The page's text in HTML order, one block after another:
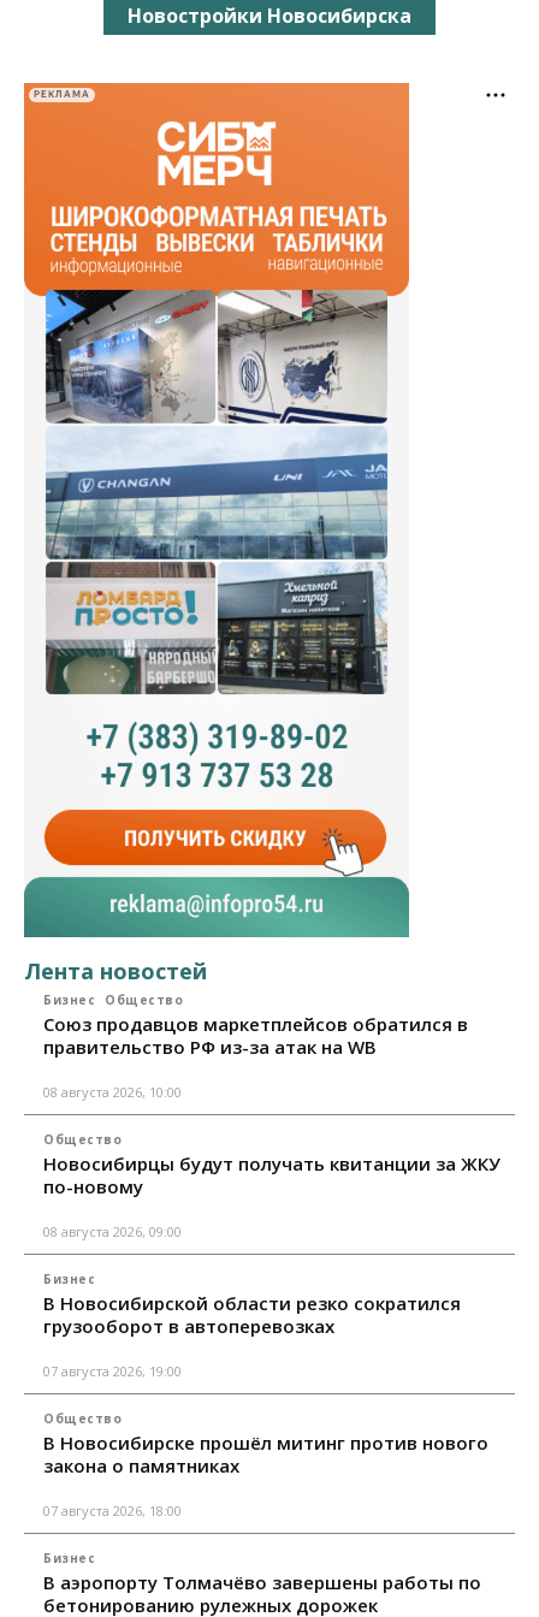
Новостройки Новосибирска
РЕКЛАМА
Лента новостей
Бизнес Общество
Союз продавцов маркетплейсов обратился в
правительство РФ из-за атак на WB
08 августа 2026, 10:00
Общество
Новосибирцы будут получать квитанции за ЖКУ
по-новому
08 августа 2026, 09:00
Бизнес
В Новосибирской области резко сократился
грузооборот в автоперевозках
07 августа 2026, 19:00
Общество
В Новосибирске прошёл митинг против нового
закона о памятниках
07 августа 2026, 18:00
Бизнес
В аэропорту Толмачёво завершены работы по
бетонированию рулежных дорожек